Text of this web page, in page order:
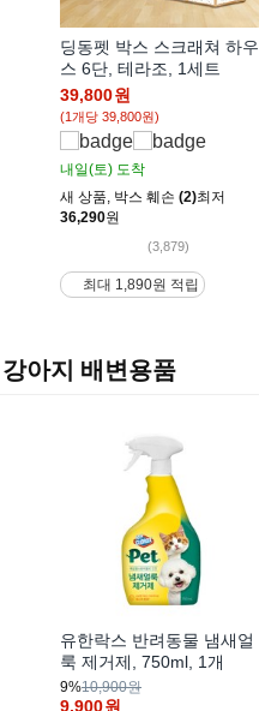
딩동펫 박스 스크래쳐 하우
스 6단, 테라조, 1세트
39,800원
(1개당 39,800원)
내일(토) 도착
새 상품 박스 훼손 (2)최저
36,290원
(3,879)
최대 1,890원 적립
강아지 배변용품
유한락스 반려동물 냄새얼
룩 제거제, 750ml, 1개
9%10,900원
9,900원